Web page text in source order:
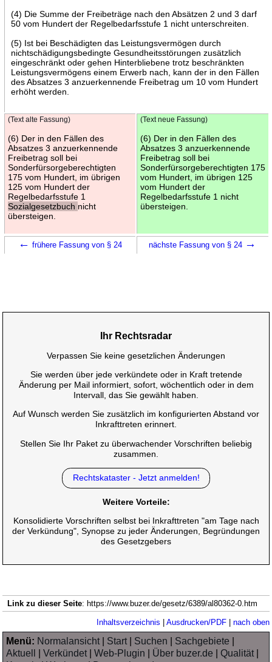
(4) Die Summe der Freibeträge nach den Absätzen 2 und 3 darf
50 vom Hundert der Regelbedarfsstufe 1 nicht unterschreiten.
(5) Ist bei Beschädigten das Leistungsvermögen durch
nichtschädigungsbedingte Gesundheitsstörungen zusätzlich
eingeschränkt oder gehen Hinterbliebene trotz beschränkten
Leistungsvermögens einem Erwerb nach, kann der in den Fällen
des Absatzes 3 anzuerkennende Freibetrag um 10 vom Hundert
erhöht werden.
(Text alte Fassung)
(6) Der in den Fällen des
Absatzes 3 anzuerkennende
Freibetrag soll bei
Sonderfürsorgeberechtigten
175 vom Hundert, im übrigen
125 vom Hundert der
Regelbedarfsstufe 1
Sozialgesetzbuch nicht
übersteigen.
(Text neue Fassung)
(6) Der in den Fällen des
Absatzes 3 anzuerkennende
Freibetrag soll bei
Sonderfürsorgeberechtigten 175
vom Hundert, im übrigen 125
vom Hundert der
Regelbedarfsstufe 1 nicht
übersteigen.
← frühere Fassung von § 24 nächste Fassung von § 24 →
Ihr Rechtsradar
Verpassen Sie keine gesetzlichen Änderungen
Sie werden über jede verkündete oder in Kraft tretende
Änderung per Mail informiert, sofort, wöchentlich oder in dem
Intervall, das Sie gewählt haben.
Auf Wunsch werden Sie zusätzlich im konfigurierten Abstand vor
Inkrafttreten erinnert.
Stellen Sie Ihr Paket zu überwachender Vorschriften beliebig
zusammen.
Rechtskataster - Jetzt anmelden!
Weitere Vorteile:
Konsolidierte Vorschriften selbst bei Inkrafttreten "am Tage nach
der Verkündung", Synopse zu jeder Änderungen, Begründungen
des Gesetzgebers
Link zu dieser Seite: https://www.buzer.de/gesetz/6389/al80362-0.htm
Inhaltsverzeichnis Ausdrucken/PDF| nach oben
Menü: Normalansicht| Start| Suchen Sachgebiete
Aktuell
|Verkündet|Web-Plugin Über buzer.de |Qualität|